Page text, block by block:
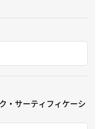
・サーティフィケーシ